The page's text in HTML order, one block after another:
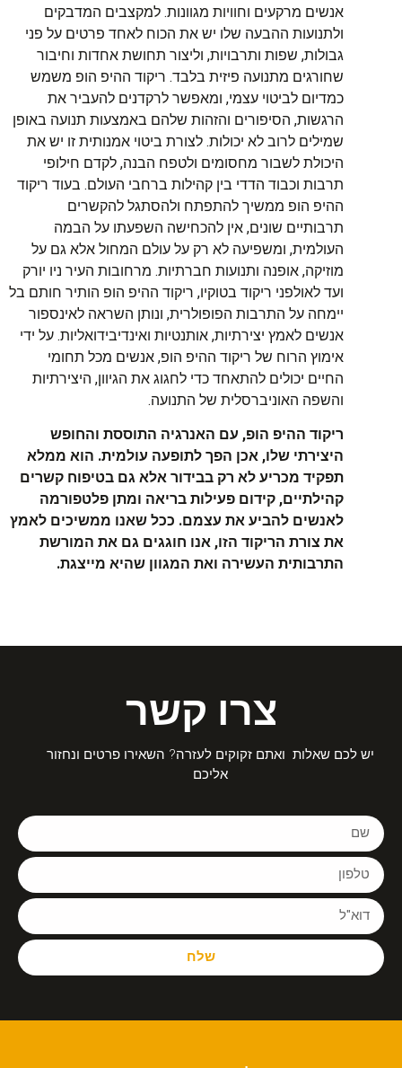
אנשים מרקעים וחוויות מגוונות. למקצבים המדבקים
ולתנועות ההבעה שלו יש את הכוח לאחד פרטים על פני
גבולות, שפות ותרבויות, וליצור תחושת אחדות וחיבור
שחורגים מתנועה פיזית בלבד. ריקוד ההיפ הופ משמש
כמדיום לביטוי עצמי, ומאפשר לרקדנים להעביר את
הרגשות, הסיפורים והזהות שלהם באמצעות תנועה באופן
שמילים לרוב לא יכולות. לצורת ביטוי אמנותית זו יש את
היכולת לשבור מחסומים ולטפח הבנה, לקדם חילופי
תרבות וכבוד הדדי בין קהילות ברחבי העולם. בעוד ריקוד
ההיפ הופ ממשיך להתפתח ולהסתגל להקשרים
תרבותיים שונים, אין להכחישה השפעתו על הבמה
העולמית, ומשפיעה לא רק על עולם המחול אלא גם על
מוזיקה, אופנה ותנועות חברתיות. מרחובות העיר ניו יורק
ועד לאולפני ריקוד בטוקיו, ריקוד ההיפ הופ הותיר חותם בל
יימחה על התרבות הפופולרית, ונותן השראה לאינספור
אנשים לאמץ יצירתיות, אותנטיות ואינדיבידואליות. על ידי
אימוץ הרוח של ריקוד ההיפ הופ, אנשים מכל תחומי
החיים יכולים להתאחד כדי לחגוג את הגיוון, היצירתיות
והשפה האוניברסלית של התנועה.
ריקוד ההיפ הופ, עם האנרגיה התוססת והחופש
היצירתי שלו, אכן הפך לתופעה עולמית. הוא ממלא
תפקיד מכריע לא רק בבידור אלא גם בטיפוח קשרים
קהילתיים, קידום פעילות בריאה ומתן פלטפורמה
לאנשים להביע את עצמם. ככל שאנו ממשיכים לאמץ
את צורת הריקוד הזו, אנו חוגגים גם את המורשת
התרבותית העשירה ואת המגוון שהיא מייצגת.
צרו קשר
יש לכם שאלות ואתם זקוקים לעזרה? השאירו פרטים ונחזור
אליכם
שלח